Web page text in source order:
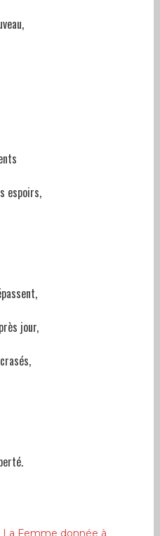
espoirs,
jour,